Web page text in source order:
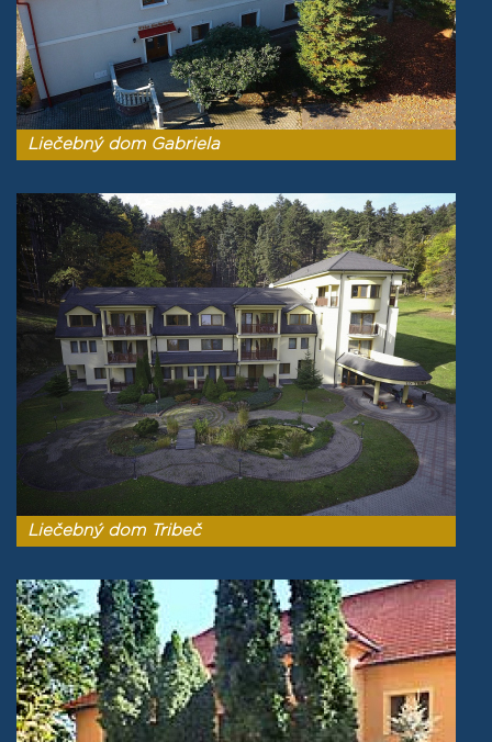
Liečebný dom Gabriela
Liečebný dom Tribeč